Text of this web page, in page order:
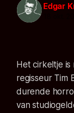
Edgar
Het cirkeltje
regisseur Tim
durende
van